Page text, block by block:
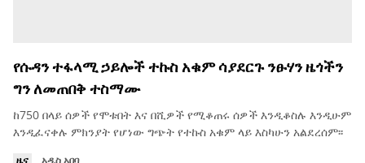
የሱዳን ተፋላሚ ኃይሎች ተኩስ አቁም ሳያደርጉ ንፁሃን ዜጎችን
ግን ለመጠበቅ ተስማሙ
ከ750 በላይ ሰዎች የሞቱበት እና በሺዎች የሚቆጠሩ ሰዎች እንዲቆስሉ እንዲሁም
እንዲፈናቀሉ ምክንያት የሆነው ግጭት የተኩስ አቁም ላይ እስካሁን አልደረሰም፡፡